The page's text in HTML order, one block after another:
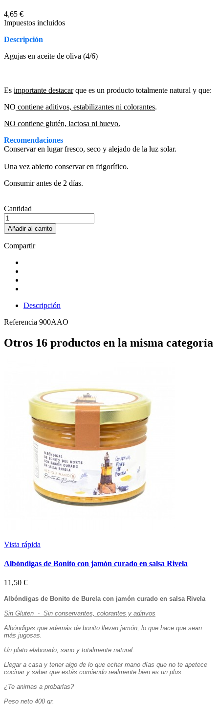
4,65 €
Impuestos incluidos
Descripción
Agujas en aceite de oliva (4/6)
Es importante destacarque es un producto totalmente natural y que:
NO contiene aditivos, estabilizantes ni colorantes.
NO contiene glutén, lactosa ni huevo.
Recomendaciones
Conservar en lugar fresco, seco y alejado de la luz solar.
Una vez abierto conservar en frigorífico.
Consumir antes de 2 días.
Cantidad
Añadir al carrito
Compartir
Descripción
Referencia 900AAO
Otros 16 productos en la misma categoría
Vista rápida
Albóndigas de Bonito con jamón curado en salsa Rivela
11,50 €
Albóndigas de Bonito de Burela con jamón curado en salsa Rivela
Sin Gluten - Sin conservantes, colorantes y aditivos
Albóndigas que además de bonito llevan jamón, lo que hace que sean
más jugosas.
Un plato elaborado, sano y totalmente natural.
Llegar a casa y tener algo de lo que echar mano días que no te apetece
cocinar y saber que estás comiendo realmente bien es un plus.
¿Te animas a probarlas?
Peso neto 400 gr.